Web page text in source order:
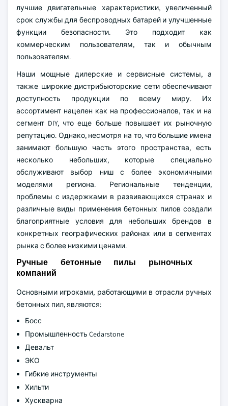
лучшие двигательные характеристики, увеличенный
срок службы для беспроводных батарей и улучшенные
функции безопасности. Это подходит как
коммерческим пользователям, так и обычным
пользователям.
Наши мощные дилерские и сервисные системы, а
также широкие дистрибьюторские сети обеспечивают
доступность продукции по всему миру. Их
ассортимент нацелен как на профессионалов, так и на
сегмент DIY, что еще больше повышает их рыночную
репутацию. Однако, несмотря на то, что большие имена
занимают большую часть этого пространства, есть
несколько небольших, которые специально
обслуживают выбор ниш с более экономичными
моделями региона. Региональные тенденции,
проблемы с издержками в развивающихся странах и
различные виды применения бетонных пилов создали
благоприятные условия для небольших брендов в
конкретных географических районах или в сегментах
рынка с более низкими ценами.
Ручные бетонные пилы рыночных
компаний
Основными игроками, работающими в отрасли ручных
бетонных пил, являются:
Босс
Промышленность Cedarstone
Девальт
ЭКО
Гибкие инструменты
Хильти
Хускварна